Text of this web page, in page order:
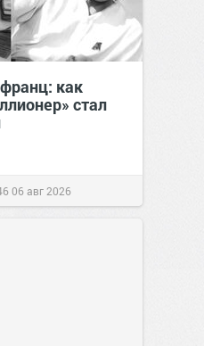
как
стал
06 авг 2026